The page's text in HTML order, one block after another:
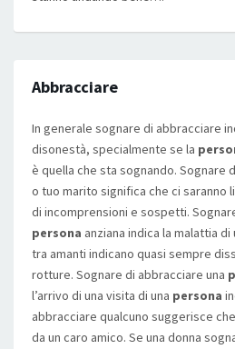
Abbracciare
In generale sognare di abbracciare
disonestà, specialmente se la
è quella che sta sognando. Sognare
o tuo marito significa che ci saranno
di incomprensioni e sospetti.
persona anziana indica la malattia
tra amanti indicano quasi sempre
rotture. Sognare di abbracciare una
l’arrivo di una visita di una persona
abbracciare qualcuno suggerisce
da un caro amico. Se una donna